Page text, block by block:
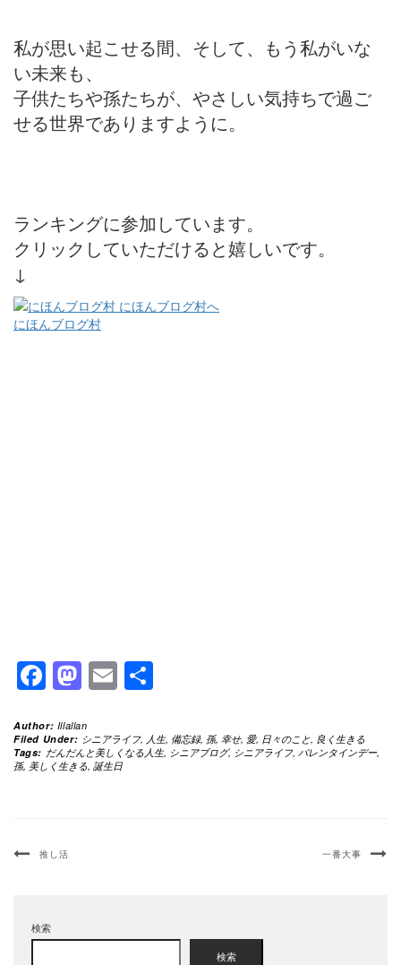
私が思い起こせる間、そして、もう私がいな
い未来も、
子供たちや孫たちが、やさしい気持ちで過ご
せる世界でありますように。
ランキングに参加しています。
クリックしていただけると嬉しいです。
↓
にほんブログ村
Facebook
Mastodon
Email
Author: Illallan
Filed Under: シニアライフ, 人生, 備忘録, 孫, 幸せ, 愛, 日々のこと, 良く生きる
Tags: だんだんと美しくなる人生, シニアブログ, シニアライフ, バレンタインデー,
孫, 美しく生きる, 誕生日
推し活 一番大事
検索
検索